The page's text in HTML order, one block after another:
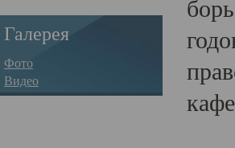
Галерея
Фото
Видео